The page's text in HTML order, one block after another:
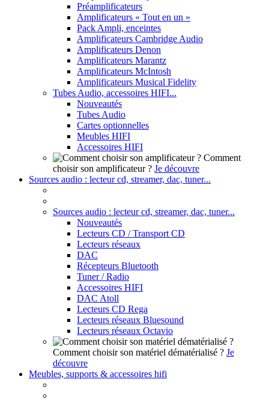
Préamplificateurs
Amplificateurs « Tout en un »
Pack Ampli, enceintes
Amplificateurs Cambridge Audio
Amplificateurs Denon
Amplificateurs Marantz
Amplificateurs McIntosh
Amplificateurs Musical Fidelity
Tubes Audio, accessoires HIFI...
Nouveautés
Tubes Audio
Cartes optionnelles
Meubles HIFI
Accessoires HIFI
Comment
choisir son amplificateur ? Je découvre
Sources audio : lecteur cd, streamer, dac, tuner...
Sources audio : lecteur cd, streamer, dac, tuner...
Nouveautés
Lecteurs CD / Transport CD
Lecteurs réseaux
DAC
Récepteurs Bluetooth
Tuner / Radio
Accessoires HIFI
DAC Atoll
Lecteurs CD Rega
Lecteurs réseaux Bluesound
Lecteurs réseaux Octavio
Comment choisir son matériel dématérialisé ? Je
découvre
Meubles, supports & accessoires hifi